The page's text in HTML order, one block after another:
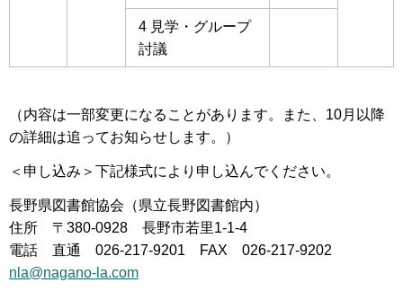
4 見学・グループ
討議
（内容は一部変更になることがあります。また、10月以降
の詳細は追ってお知らせします。）
＜申し込み＞下記様式により申し込んでください。
長野県図書館協会（県立長野図書館内）
住所 〒380-0928 長野市若里1-1-4
電話 直通 026-217-9201 FAX 026-217-9202
nla@nagano-la.com